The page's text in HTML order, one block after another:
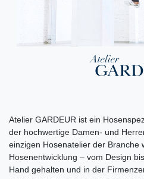
Atelier GARDEUR ist ein
der hochwertige Damen- und
einzigen Hosenatelier der Branche
Hosenentwicklung – vom Design
Hand gehalten und in der